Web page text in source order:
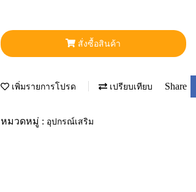
สั่งซื้อสินค้า
เพิ่มรายการโปรด เปรียบเทียบ Share
หมวดหมู่ : อุปกรณ์เสริม